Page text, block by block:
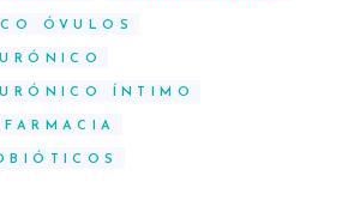
ÓVULOS
ÍNTIMO